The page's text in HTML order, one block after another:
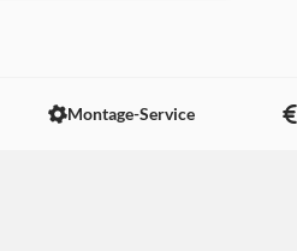
Montage-Service